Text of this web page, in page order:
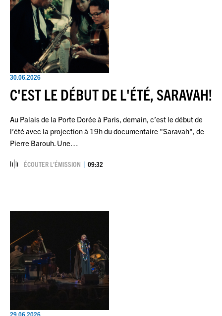
30.06.2026
C'EST LE DÉBUT DE L'ÉTÉ, SARAVAH!
Au Palais de la Porte Dorée à Paris, demain, c’est le début de
l’été avec la projection à 19h du documentaire "Saravah", de
Pierre Barouh. Une…
ÉCOUTER L’ÉMISSION 09:32
29.06.2026